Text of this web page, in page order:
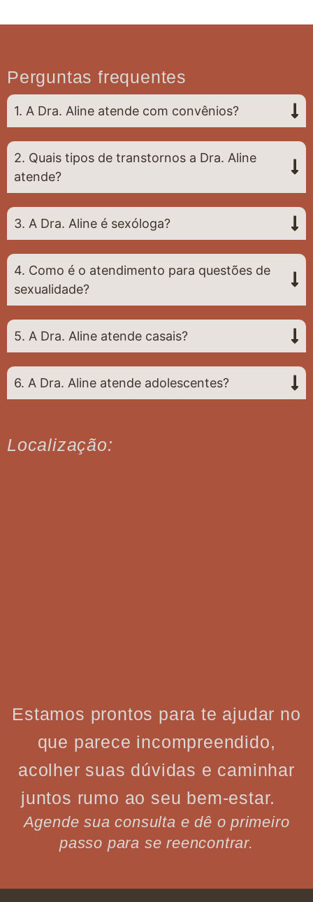
Perguntas frequentes
1. A Dra. Aline atende com convênios?
2. Quais tipos de transtornos a Dra. Aline
atende?
3. A Dra. Aline é sexóloga?
4. Como é o atendimento para questões de
sexualidade?
5. A Dra. Aline atende casais?
6. A Dra. Aline atende adolescentes?
Localização:
Estamos prontos para te ajudar no
que parece incompreendido,
acolher suas dúvidas e caminhar
juntos rumo ao seu bem-estar.
Agende sua consulta e dê o primeiro
passo para se reencontrar.